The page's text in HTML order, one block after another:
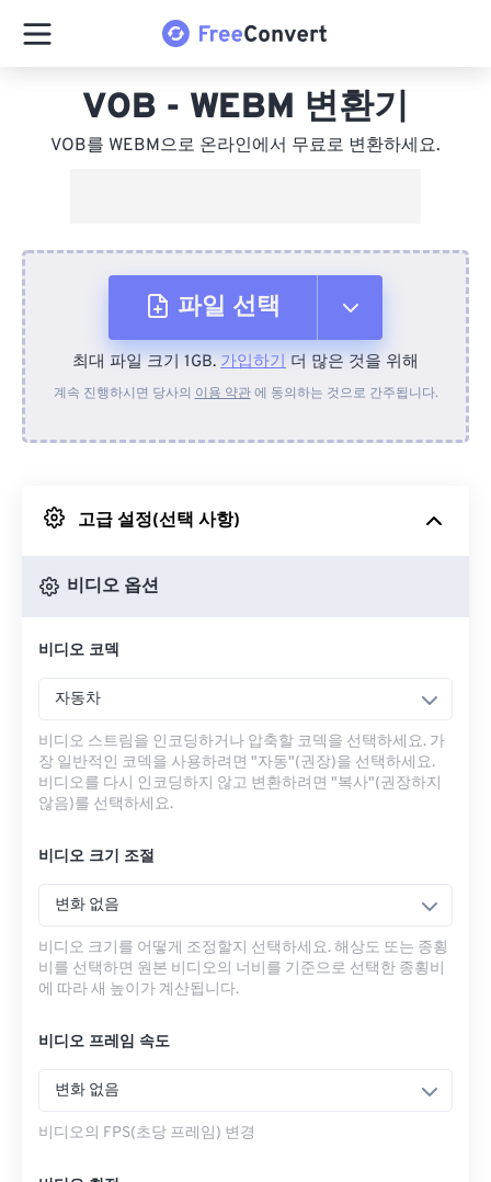
VOB - WEBM 변환기
VOB를 WEBM으로 온라인에서 무료로 변환하세요.
파일 선택
장치에서
Google 드라이브에서
최대 파일 크기 1GB. 가입하기 더 많은 것을 위해
계속 진행하시면 당사의 이용 약관에 동의하는 것으로 간주됩니다.
고급 설정(선택 사항)
비디오 옵션
비디오 코덱
자동차
비디오 스트림을 인코딩하거나 압축할 코덱을 선택하세요. 가
장 일반적인 코덱을 사용하려면 "자동"(권장)을 선택하세요.
비디오를 다시 인코딩하지 않고 변환하려면 "복사"(권장하지
않음)를 선택하세요.
비디오 크기 조절
변화 없음
비디오 크기를 어떻게 조정할지 선택하세요. 해상도 또는 종횡
비를 선택하면 원본 비디오의 너비를 기준으로 선택한 종횡비
에 따라 새 높이가 계산됩니다.
비디오 프레임 속도
변화 없음
비디오의 FPS(초당 프레임) 변경